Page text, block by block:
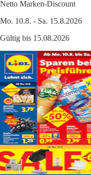
Netto Marken-Discount
Mo. 10.8. - Sa. 15.8.2026
Gültig bis 15.08.2026